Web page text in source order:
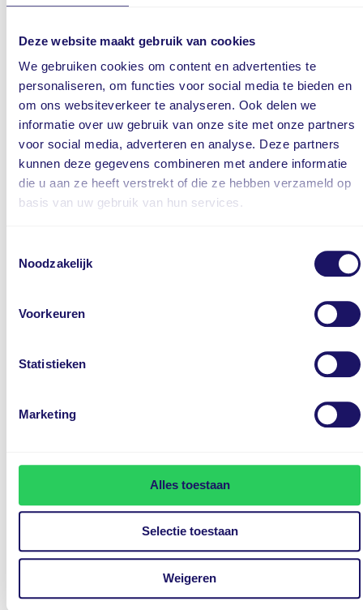
Deze website maakt gebruik van cookies
We gebruiken cookies om content en advertenties te
personaliseren, om functies voor social media te bieden en
om ons websiteverkeer te analyseren. Ook delen we
informatie over uw gebruik van onze site met onze partners
voor social media, adverteren en analyse. Deze partners
kunnen deze gegevens combineren met andere informatie
die u aan ze heeft verstrekt of die ze hebben verzameld op
basis van uw gebruik van hun services.
Noodzakelijk
Voorkeuren
Statistieken
Marketing
Alles toestaan
Selectie toestaan
Weigeren
ISO-fix
Keyless entry
Keyless Entry & Start
LED dagrijverlichting 'Wing'
LED koplampen
LED-mistlampen vóór
LED-verlichting in de zonnekleppen
Lichtmetalen velgen
Regen- en lichtsensor